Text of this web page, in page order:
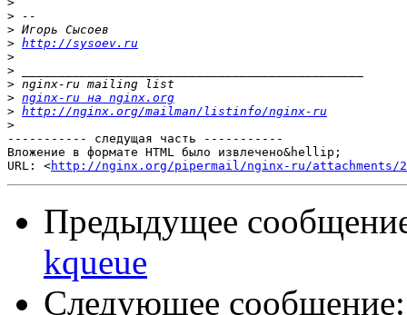
>
>
> http://sysoev.ru
>
>
>
> nginx-ru на nginx.org
> http://nginx.org/mailman/listinfo/nginx-ru
>
----------- следущая часть -----------
Вложение в формате HTML было извлечено&hellip;
URL: <http://nginx.org/pipermail/nginx-ru/attachments/
Предыдущее
kqueue
Следующее